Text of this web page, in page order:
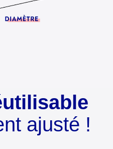
ajusté !